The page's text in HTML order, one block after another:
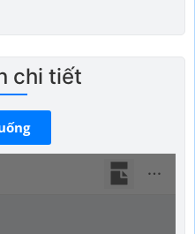
chi tiết